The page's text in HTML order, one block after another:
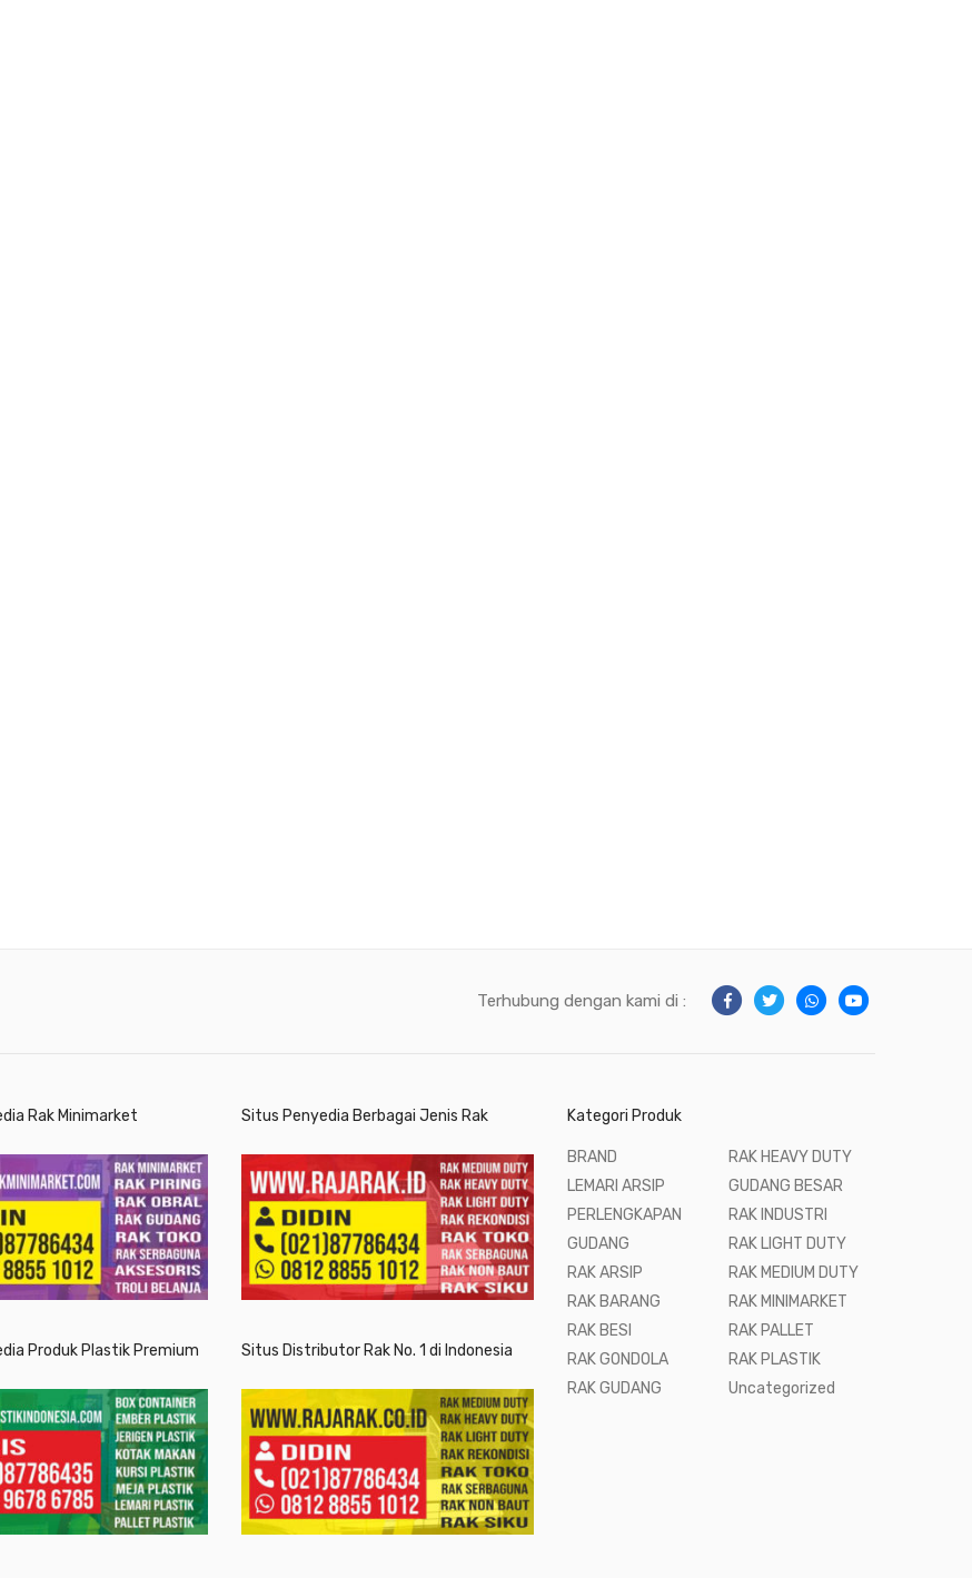
Terhubung dengan kami di :
Rak Minimarket
Produk Plastik Premium
Situs Penyedia Berbagai Jenis Rak
Situs Distributor Rak No. 1 di Indonesia
Kategori Produk
BRAND
LEMARI ARSIP
PERLENGKAPAN
GUDANG
RAK ARSIP
RAK BARANG
RAK BESI
RAK GONDOLA
RAK GUDANG
RAK HEAVY DUTY
GUDANG BESAR
RAK INDUSTRI
RAK LIGHT DUTY
RAK MEDIUM DUTY
RAK MINIMARKET
RAK PALLET
RAK PLASTIK
Uncategorized